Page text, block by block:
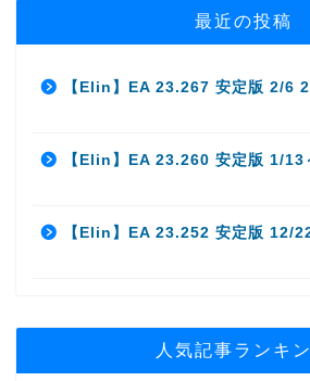
最近の投稿
【Elin】EA 23.267 安定版 2/6
【Elin】EA 23.260 安定版 1/13
【Elin】EA 23.252 安定版 12/
人気記事ランキ